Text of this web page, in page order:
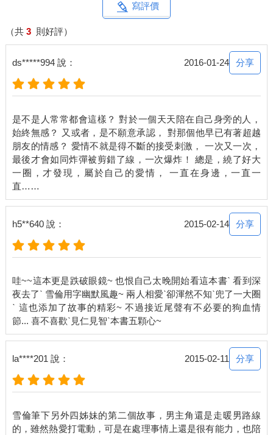
寫評價
（共 3 則好評）
ds*****994 說： 2016-01-24 分享
是不是人常常都會這樣？ 對於一個天天陪在自己身旁的人，
始終無感？ 又或者，是不願意承認， 對那個他早已有著超越
朋友的情感？ 愛情不就是得不斷的接受刺激， 一次又一次，
最後才會如同炸彈被剪錯了線，一次爆炸！ 總是，繞了好大
一圈，才發現，屬於自己的愛情， 一直在身邊，一直一
h5**640 說： 2015-02-14 分享
哇~~這本更是跌破眼鏡~ 也恨自己太晚開始看這本書ˋ 看到深
夜去了ˋ 雪倫用字幽默風趣~ 兩人相愛ˋ卻渾然不知ˋ兜了一大圈
ˋ 這也添加了故事的精彩~ 不過接近尾聲有不必要的狗血情
la****201 說： 2015-02-11 分享
雪倫筆下另外四姊妹的第二個故事，男主角還是走暖男路線
的，雖然熱愛打電動，可是在處理事情上還是很有能力，也陪